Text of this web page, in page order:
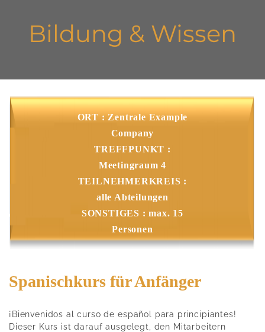
Bildung & Wissen
ORT : Zentrale Example
Company
TREFFPUNKT :
Meetingraum 4
TEILNEHMERKREIS :
alle Abteilungen
SONSTIGES : max. 15
Personen
Spanischkurs für Anfänger
¡Bienvenidos al curso de español para principiantes!
Dieser Kurs ist darauf ausgelegt, den Mitarbeitern